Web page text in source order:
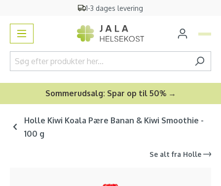
1-3 dages levering
Sommerudsalg: Spar op til 50% →
Holle Kiwi Koala Pære Banan & Kiwi Smoothie -
100 g
Se alt fra Holle